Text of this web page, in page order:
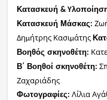
Κατασκευή & Y
Κατασκευή Μάσκας:
Δημήτρης Κασιμάτης
Βοηθός σκηνοθέτη:
Β΄ Βοηθοί σκηνοθέτη:
Ζαχαριάδης
Φωτογραφίες: Λίλια